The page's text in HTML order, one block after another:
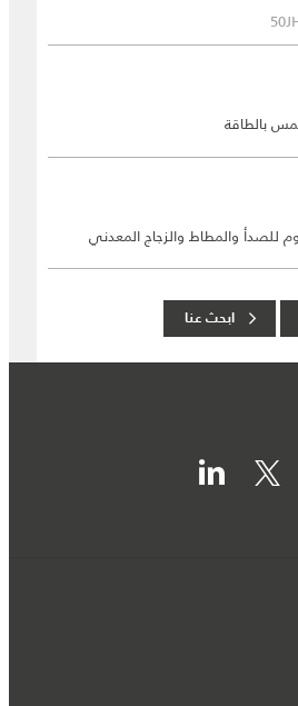
بالطاقة
للصدأ والمطاط والزجاج المعدني
ابحث عنا